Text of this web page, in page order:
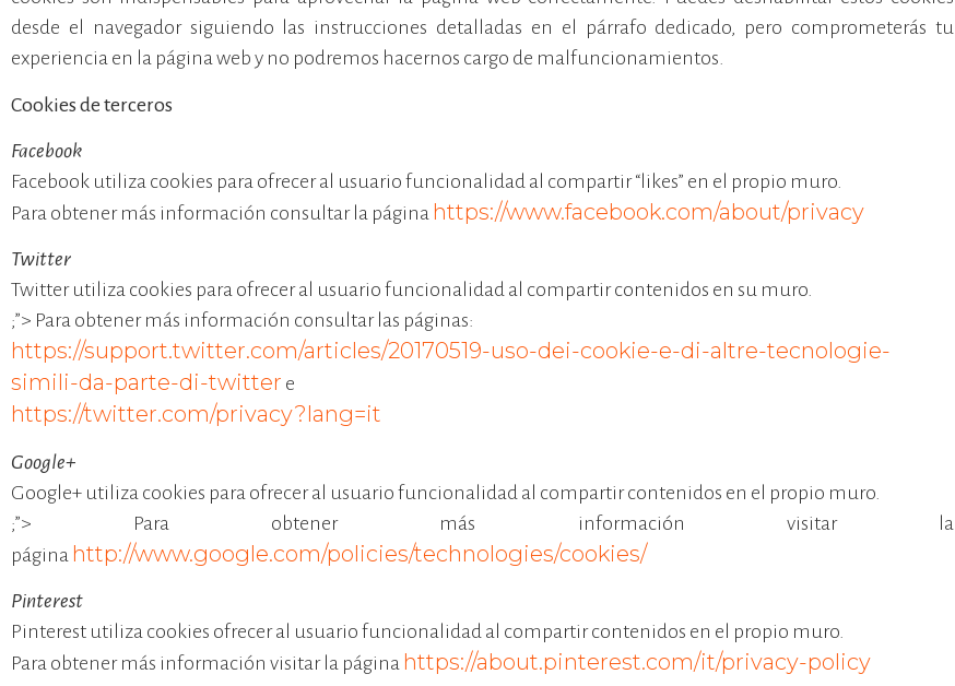
desde el navegador siguiendo las instrucciones detalladas en el párrafo dedicado, pero comprometerás tu
experiencia en la página web y no podremos hacernos cargo de malfuncionamientos.
Cookies de terceros
Facebook
Facebook utiliza cookies para ofrecer al usuario funcionalidad al compartir “likes” en el propio muro.
Para obtener más información consultar la página https://www.facebook.com/about/privacy
Twitter
Twitter utiliza cookies para ofrecer al usuario funcionalidad al compartir contenidos en su muro.
;”> Para obtener más información consultar las páginas:
https://support.twitter.com/articles/20170519-uso-dei-cookie-e-di-altre-tecnologie-
simili-da-parte-di-twitter e
https://twitter.com/privacy?lang=it
Google+
Google+ utiliza cookies para ofrecer al usuario funcionalidad al compartir contenidos en el propio muro.
;”> Para obtener más información visitar la
página http://www.google.com/policies/technologies/cookies/
Pinterest
Pinterest utiliza cookies ofrecer al usuario funcionalidad al compartir contenidos en el propio muro.
Para obtener más información visitar la página https://about.pinterest.com/it/privacy-policy